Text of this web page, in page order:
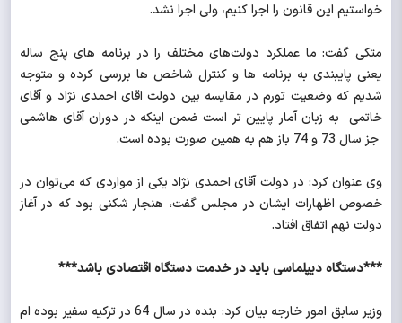
خواستیم این قانون را اجرا کنیم، ولی اجرا نشد.
متکی گفت: ما عملکرد دولت‌های مختلف را در برنامه های پنج ساله
یعنی پایبندی به برنامه ها و کنترل شاخص ها بررسی کرده و متوجه
شدیم که وضعیت تورم در مقایسه بین دولت اقای احمدی نژاد و آقای
خاتمی به زبان آمار پایین تر است ضمن اینکه در دوران آقای هاشمی
جز سال 73 و 74 باز هم به همین صورت بوده است.
وی عنوان کرد: در دولت آقای احمدی نژاد یکی از مواردی که می‌توان در
خصوص اظهارات ایشان در مجلس گفت،‌ هنجار شکنی بود که در آغاز
دولت نهم اتفاق افتاد.
***دستگاه دیپلماسی باید در خدمت دستگاه اقتصادی باشد***
وزیر سابق امور خارجه بیان کرد: بنده در سال 64 در ترکیه سفیر بود‌ه ام